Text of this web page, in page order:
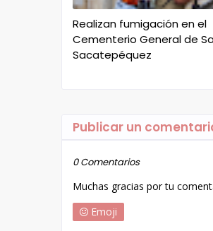
Realizan fumigación en el
Cementerio General de
Sacatepéquez
Publicar un
0 Comentarios
Muchas gracias por tu
Emoji